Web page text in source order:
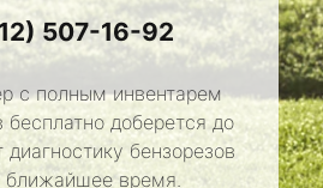
507-16-92
с полным инвентарем
бесплатно доберется до
бензорезов
ближайшее время.